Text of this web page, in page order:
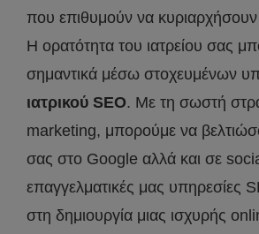
που επιθυμούν να κυριαρχήσουν
Η ορατότητα του ιατρείου σας
σημαντικά μέσω στοχευμένων
ιατρικού SEO. Με τη σωστή
marketing, μπορούμε να
σας στο Google αλλά και σε
επαγγελματικές μας υπηρεσίες
στη δημιουργία μιας ισχυρής